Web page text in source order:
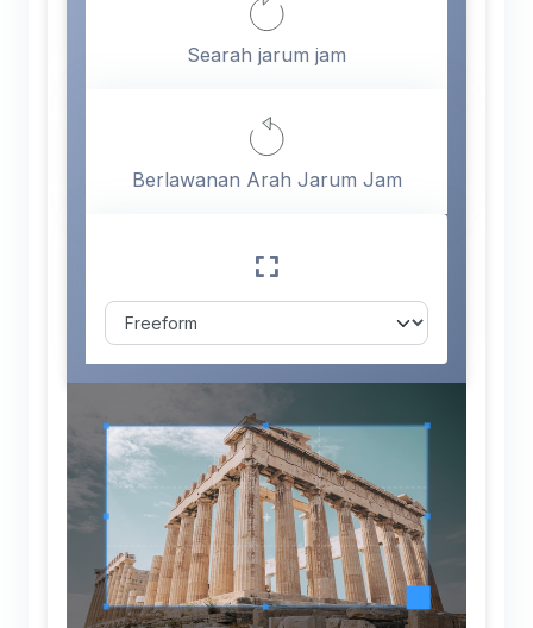
Searah jarum jam
Berlawanan Arah Jarum Jam